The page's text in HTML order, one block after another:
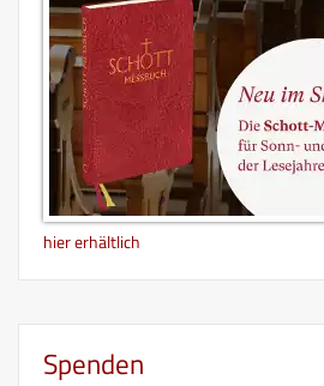
hier erhältlich
Spenden